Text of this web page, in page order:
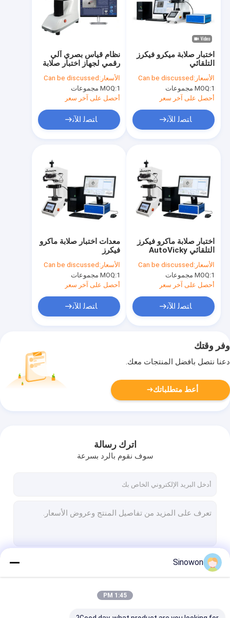
نظام قياس بصري آلي
رقمي لجهاز اختبار صلابة
ميكرو فيكرز
الأسعار: Can be discussed
MOQ:1 مجموعات
أحصل على آخر سعر
ﺎﺘﺼﻟ ﺍﻶﻧ
اختبار صلابة ميكرو فيكرز
التلقائي
الأسعار: Can be discussed
MOQ:1 مجموعات
أحصل على آخر سعر
ﺎﺘﺼﻟ ﺍﻶﻧ
معدات اختبار صلابة ماكرو
فيكرز
الأسعار: Can be discussed
MOQ:1 مجموعات
أحصل على آخر سعر
ﺎﺘﺼﻟ ﺍﻶﻧ
اختبار صلابة ماكرو فيكرز
التلقائي AutoVicky
ZHV-WH Series
الأسعار: Can be discussed
MOQ:1 مجموعات
أحصل على آخر سعر
ﺎﺘﺼﻟ ﺍﻶﻧ
وفر وقتك
دعنا نتصل بأفضل المنتجات معك.
أعط متطلباتك
اترك رسالة
سوف نقوم بالرد بسرعة
Sinowon
1:45 PM